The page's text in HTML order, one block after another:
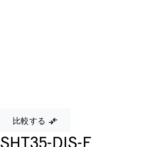
比較する
SHT35-DIS-F